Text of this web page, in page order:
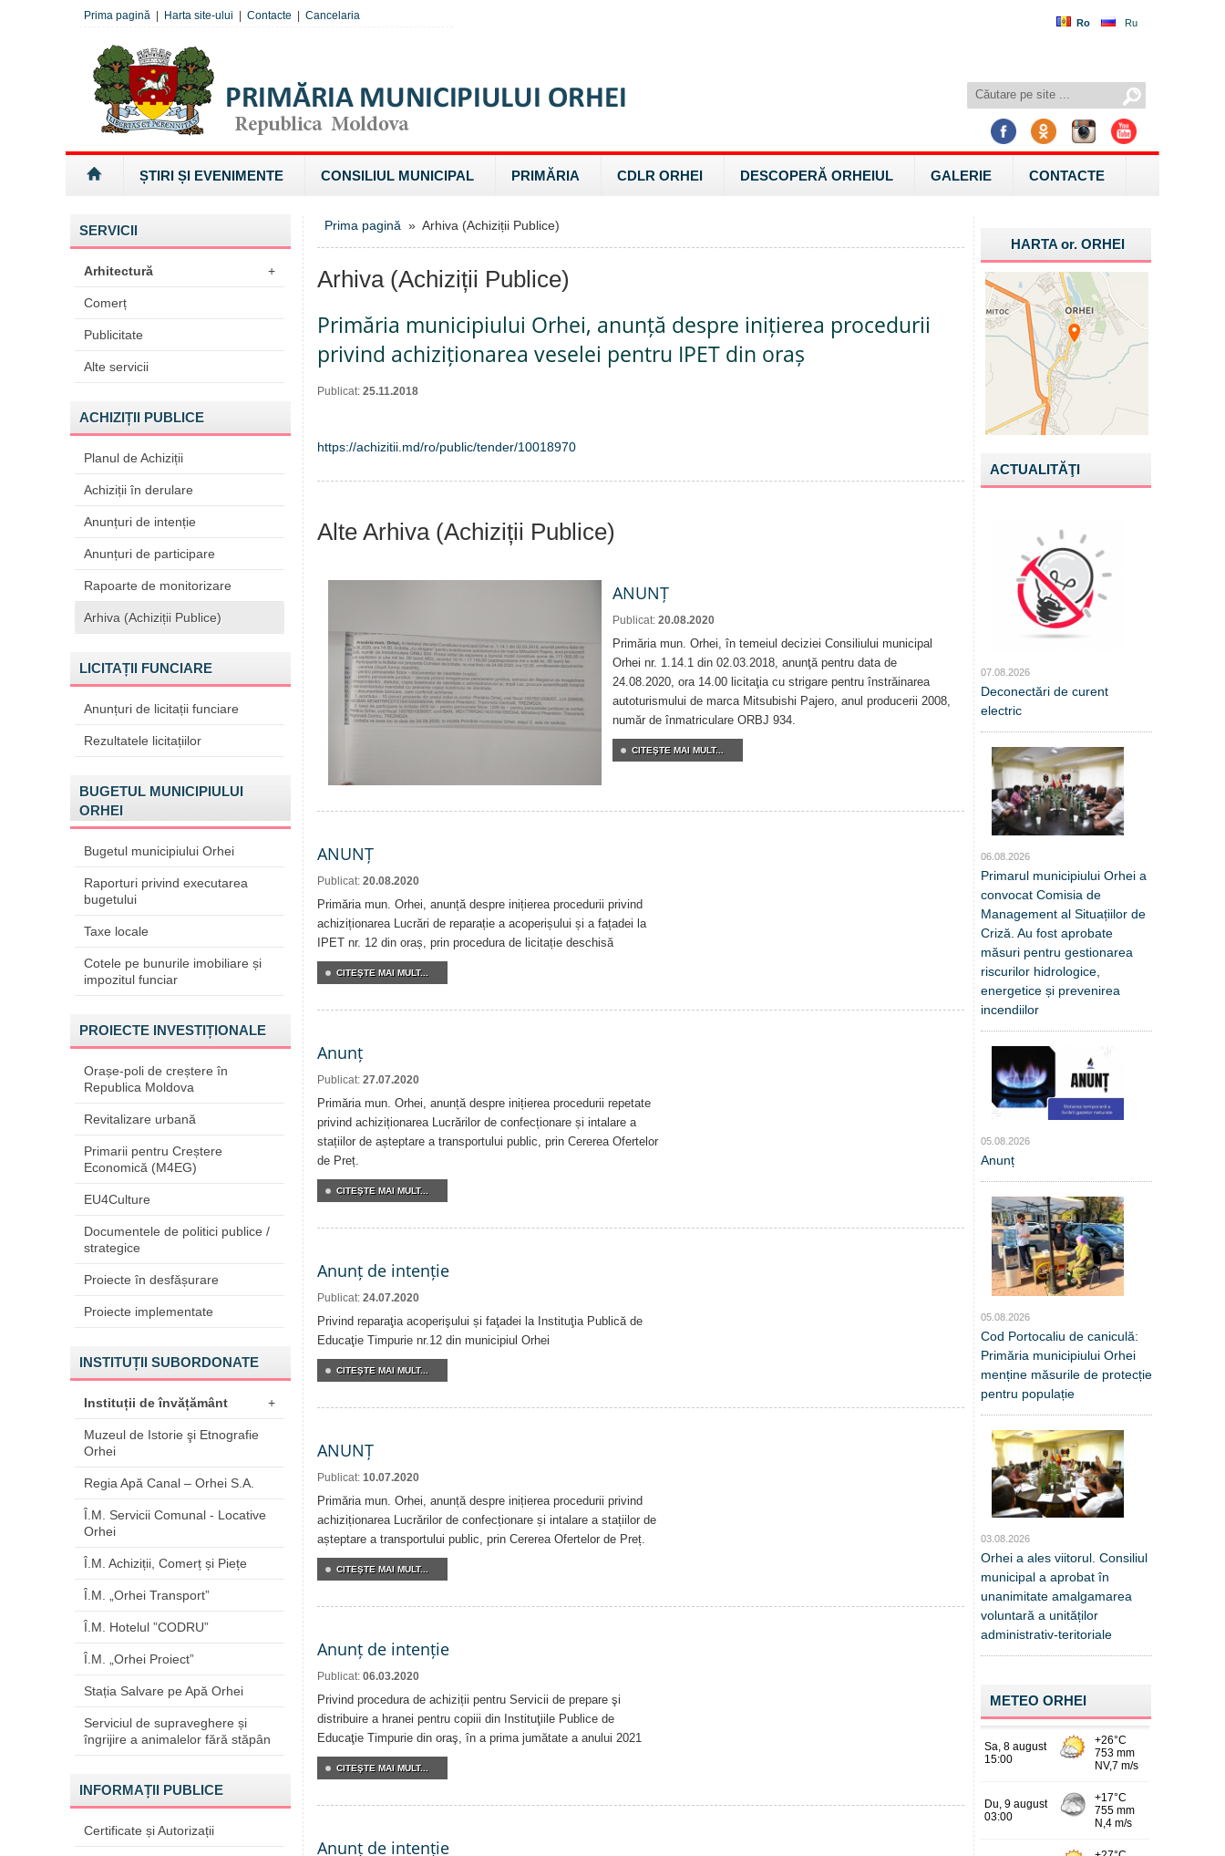
Ro Ru
Prima pagină Harta site-ului Contacte Cancelaria
ȘTIRI ȘI EVENIMENTE CONSILIUL MUNICIPAL PRIMĂRIA CDLR ORHEI DESCOPERĂ ORHEIUL GALERIE CONTACTE
SERVICII
Arhitectură +
Comerț
Publicitate
Alte servicii
ACHIZIȚII PUBLICE
Planul de Achiziții
Achiziții în derulare
Anunțuri de intenție
Anunțuri de participare
Rapoarte de monitorizare
Arhiva (Achiziții Publice)
LICITAȚII FUNCIARE
Anunțuri de licitații funciare
Rezultatele licitațiilor
BUGETUL MUNICIPIULUI
ORHEI
Bugetul municipiului Orhei
Raporturi privind executarea
bugetului
Taxe locale
Cotele pe bunurile imobiliare și
impozitul funciar
PROIECTE INVESTIȚIONALE
Orașe-poli de creștere în
Republica Moldova
Revitalizare urbană
Primarii pentru Creștere
Economică (M4EG)
EU4Culture
Documentele de politici publice /
strategice
Proiecte în desfășurare
Proiecte implementate
INSTITUȚII SUBORDONATE
Instituții de învățământ +
Muzeul de Istorie şi Etnografie
Orhei
Regia Apă Canal – Orhei S.A.
Î.M. Servicii Comunal - Locative
Orhei
Î.M. Achiziții, Comerț și Piețe
Î.M. „Orhei Transport”
Î.M. Hotelul ”CODRU”
Î.M. „Orhei Proiect”
Stația Salvare pe Apă Orhei
Serviciul de supraveghere și
îngrijire a animalelor fără stăpân
INFORMAȚII PUBLICE
Certificate și Autorizații
Prima pagină » Arhiva (Achiziții Publice)
Arhiva (Achiziții Publice)
Primăria municipiului Orhei, anunță despre inițierea procedurii
privind achiziționarea veselei pentru IPET din oraș
Publicat: 25.11.2018
https://achizitii.md/ro/public/tender/10018970
Alte Arhiva (Achiziții Publice)
ANUNȚ
Publicat: 20.08.2020
Primăria mun. Orhei, în temeiul deciziei Consiliului municipal
Orhei nr. 1.14.1 din 02.03.2018, anunţă pentru data de
24.08.2020, ora 14.00 licitaţia cu strigare pentru înstrăinarea
autoturismului de marca Mitsubishi Pajero, anul producerii 2008,
număr de înmatriculare ORBJ 934.
CITEŞTE MAI MULT...
ANUNȚ
Publicat: 20.08.2020
Primăria mun. Orhei, anunță despre inițierea procedurii privind
achiziționarea Lucrări de reparație a acoperișului și a fațadei la
IPET nr. 12 din oraș, prin procedura de licitație deschisă
CITEŞTE MAI MULT...
Anunț
Publicat: 27.07.2020
Primăria mun. Orhei, anunță despre inițierea procedurii repetate
privind achiziționarea Lucrărilor de confecționare și intalare a
stațiilor de așteptare a transportului public, prin Cererea Ofertelor
de Preț.
CITEŞTE MAI MULT...
Anunț de intenție
Publicat: 24.07.2020
Privind reparaţia acoperişului și faţadei la Instituţia Publică de
Educaţie Timpurie nr.12 din municipiul Orhei
CITEŞTE MAI MULT...
ANUNȚ
Publicat: 10.07.2020
Primăria mun. Orhei, anunță despre inițierea procedurii privind
achiziționarea Lucrărilor de confecționare și intalare a stațiilor de
așteptare a transportului public, prin Cererea Ofertelor de Preț.
CITEŞTE MAI MULT...
Anunț de intenție
Publicat: 06.03.2020
Privind procedura de achiziții pentru Servicii de prepare şi
distribuire a hranei pentru copiii din Instituţiile Publice de
Educaţie Timpurie din oraş, în a prima jumătate a anului 2021
CITEŞTE MAI MULT...
Anunț de intenție
HARTA or.ORHEI
ACTUALITĂŢI
07.08.2026
Deconectări de curent
electric
06.08.2026
Primarul municipiului Orhei a
convocat Comisia de
Management al Situațiilor de
Criză. Au fost aprobate
măsuri pentru gestionarea
riscurilor hidrologice,
energetice și prevenirea
incendiilor
05.08.2026
Anunț
05.08.2026
Cod Portocaliu de caniculă:
Primăria municipiului Orhei
menține măsurile de protecție
pentru populație
03.08.2026
Orhei a ales viitorul. Consiliul
municipal a aprobat în
unanimitate amalgamarea
voluntară a unităților
administrativ-teritoriale
METEO ORHEI